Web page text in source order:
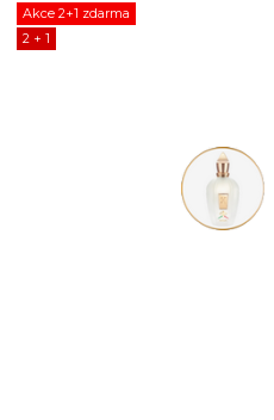
Akce 2+1 zdarma
2 + 1